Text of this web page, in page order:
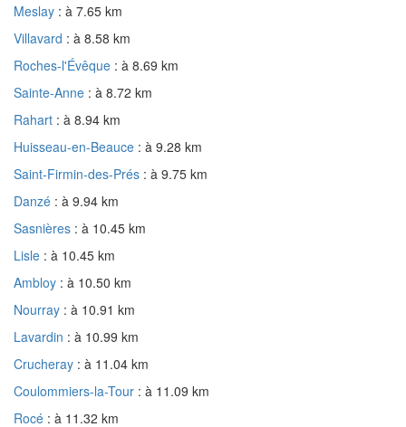
Meslay : à 7.65 km
Villavard : à 8.58 km
Roches-l'Évêque : à 8.69 km
Sainte-Anne : à 8.72 km
Rahart : à 8.94 km
Huisseau-en-Beauce : à 9.28 km
Saint-Firmin-des-Prés : à 9.75 km
Danzé : à 9.94 km
Sasnières : à 10.45 km
Lisle : à 10.45 km
Ambloy : à 10.50 km
Nourray : à 10.91 km
Lavardin : à 10.99 km
Crucheray : à 11.04 km
Coulommiers-la-Tour : à 11.09 km
Rocé : à 11.32 km